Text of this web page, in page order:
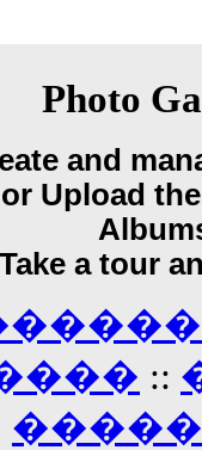
��
���
�����...
������;
Photo
and
Upload
Take a tour
::